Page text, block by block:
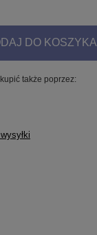
DO KOSZYKA
także poprzez: